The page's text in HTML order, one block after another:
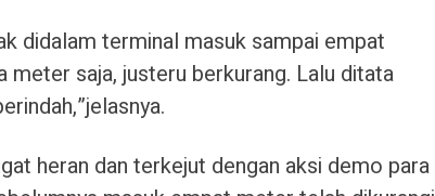
didalam terminal masuk sampai empat
meter saja, justeru berkurang. Lalu ditata
heran dan terkejut dengan aksi demo para